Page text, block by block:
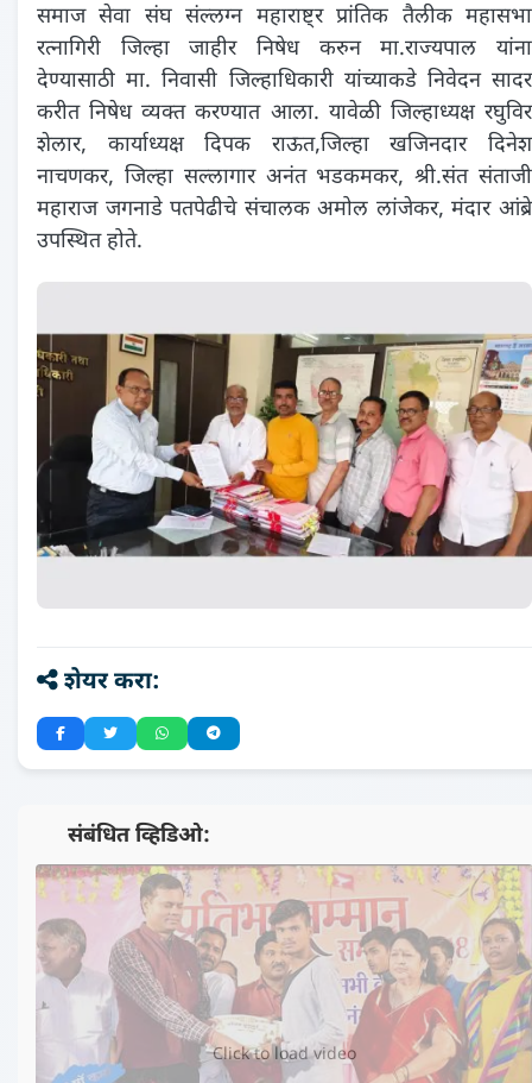
समाज सेवा संघ संल्लग्न महाराष्ट्र प्रांतिक तैलीक महासभा
रत्नागिरी जिल्हा जाहीर निषेध करुन मा.राज्यपाल यांना
देण्यासाठी मा. निवासी जिल्हाधिकारी यांच्याकडे निवेदन सादर
करीत निषेध व्यक्त करण्यात आला. यावेळी जिल्हाध्यक्ष रघुविर
शेलार, कार्याध्यक्ष दिपक राऊत,जिल्हा खजिनदार दिनेश
नाचणकर, जिल्हा सल्लागार अनंत भडकमकर, श्री.संत संताजी
महाराज जगनाडे पतपेढीचे संचालक अमोल लांजेकर, मंदार आंब्रे
उपस्थित होते.
शेयर करा:
📺 संबंधित व्हिडिओ:
▶️
Click to load video